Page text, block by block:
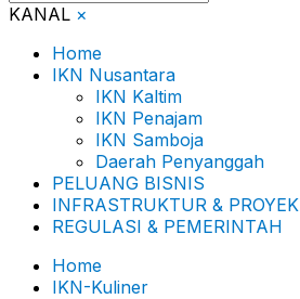
KANAL ×
Home
IKN Nusantara
IKN Kaltim
IKN Penajam
IKN Samboja
Daerah Penyanggah
PELUANG BISNIS
INFRASTRUKTUR & PROYEK
REGULASI & PEMERINTAH
Home
IKN-Kuliner